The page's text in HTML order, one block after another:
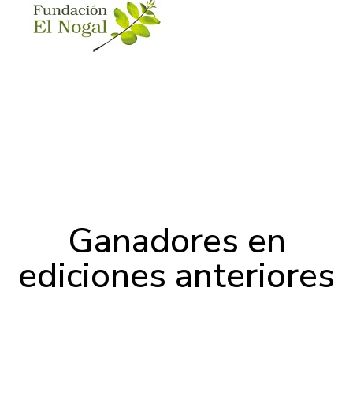
Ganadores en
ediciones anteriores